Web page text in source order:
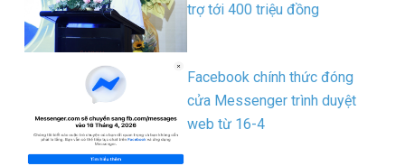
trợ tới 400 triệu đồng
Facebook chính thức đóng
cửa Messenger trình duyệt
web từ 16-4